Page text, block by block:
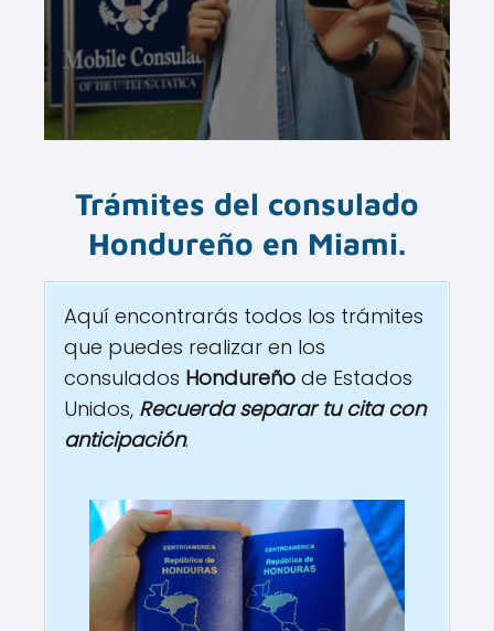
Trámites del consulado
Hondureño en Miami.
Aquí encontrarás todos los trámites
que puedes realizar en los
consulados Hondureño de Estados
Unidos, Recuerda separar tu cita con
anticipación.